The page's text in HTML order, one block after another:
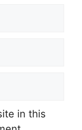
in this